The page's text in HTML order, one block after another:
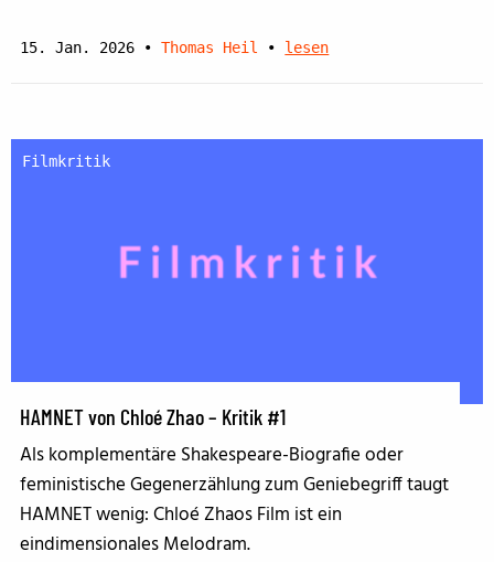
15. Jan. 2026 • Thomas Heil • lesen
Filmkritik
HAMNET von Chloé Zhao – Kritik #1
Als komplementäre Shakespeare-Biografie oder
feministische Gegenerzählung zum Geniebegriff taugt
HAMNET wenig: Chloé Zhaos Film ist ein
eindimensionales Melodram.